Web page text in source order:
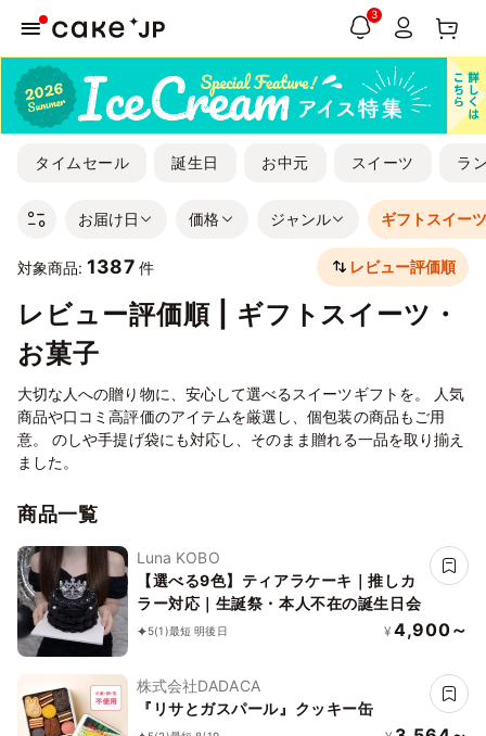
3
タイムセール 誕生日 お中元 スイーツ ラ
お届け日 価格 ジャンル ギフトスイー
対象商品: 1387 件 レビュー評価順
レビュー評価順 | ギフトスイーツ・
お菓子
大切な人への贈り物に、安心して選べるスイーツギフトを。 人気
商品や口コミ高評価のアイテムを厳選し、個包装の商品もご用
意。 のしや手提げ袋にも対応し、そのまま贈れる一品を取り揃え
ました。
商品一覧
Luna KOBO
【選べる9色】ティアラケーキ｜推しカ
ラー対応｜生誕祭・本人不在の誕生日会
5(1)最短 明後日 ¥ 4,900～
株式会社DADACA
『リサとガスパール』クッキー缶